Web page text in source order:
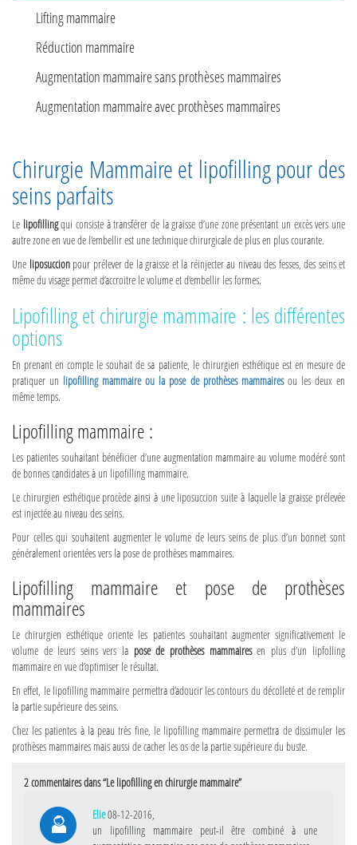
Lifting mammaire
Réduction mammaire
Augmentation mammaire sans prothèses mammaires
Augmentation mammaire avec prothèses mammaires
Chirurgie Mammaire et lipofilling pour des
seins parfaits
Le lipofillingqui consiste à transférer de la graisse d’une zone présentant un excès vers une
autre zone en vue de l’embellir est une technique chirurgicale de plus en plus courante.
Une liposuccionpour prélever de la graisse et la réinjecter au niveau des fesses, des seins et
même du visage permet d’accroitre le volume et d’embellir les formes.
Lipofilling et chirurgie mammaire : les différentes
options
En prenant en compte le souhait de sa patiente, le chirurgien esthétique est en mesure de
pratiquer un lipofilling mammaire ou la pose de prothèses mammairesou les deux en
même temps.
Lipofilling mammaire :
Les patientes souhaitant bénéficier d’une augmentation mammaire au volume modéré sont
de bonnes candidates à un lipofilling mammaire.
Le chirurgien esthétique procède ainsi à une liposuccion suite à laquelle la graisse prélevée
est injectée au niveau des seins.
Pour celles qui souhaitent augmenter le volume de leurs seins de plus d’un bonnet sont
généralement orientées vers la pose de prothèses mammaires.
Lipofilling mammaire et pose de prothèses
mammaires
Le chirurgien esthétique oriente les patientes souhaitant augmenter significativement le
volume de leurs seins vers la pose de prothèses mammairesen plus d’un lipfolling
mammaire en vue d’optimiser le résultat.
En effet, le lipofilling mammaire permettra d’adoucir les contours du décolleté et de remplir
la partie supérieure des seins.
Chez les patientes à la peau très fine, le lipofilling mammaire permettra de dissimuler les
prothèses mammaires mais aussi de cacher les os de la partie supérieure du buste.
2 commentaires dans “Le lipofilling en chirurgie mammaire”
Elie08-12-2016,
un lipofilling mammaire peut-il être combiné à une